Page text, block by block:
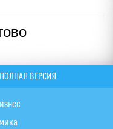
ПОЛНАЯ ВЕРСИЯ